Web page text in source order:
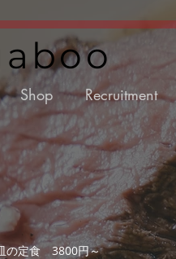
Shop Recruitment
の定食 3800円～